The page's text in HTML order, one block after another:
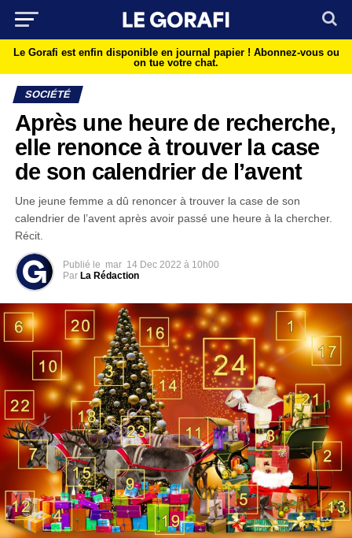
Le Gorafi est enfin disponible en journal papier ! Abonnez-vous ou
on tue votre chat.
SOCIÉTÉ
Après une heure de recherche,
elle renonce à trouver la case
de son calendrier de l’avent
Une jeune femme a dû renoncer à trouver la case de son
calendrier de l’avent après avoir passé une heure à la chercher.
Récit.
Publié le mar 14 Dec 2022 à 10h00
Par La Rédaction